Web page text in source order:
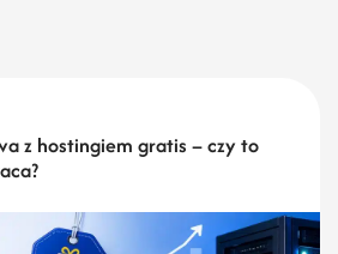
z hostingiem gratis – czy to